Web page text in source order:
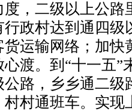
，二级以上公路
政村达到通四级
运输网络；加快
渡。到“十一五”
路，乡乡通二级
村通班车。实现